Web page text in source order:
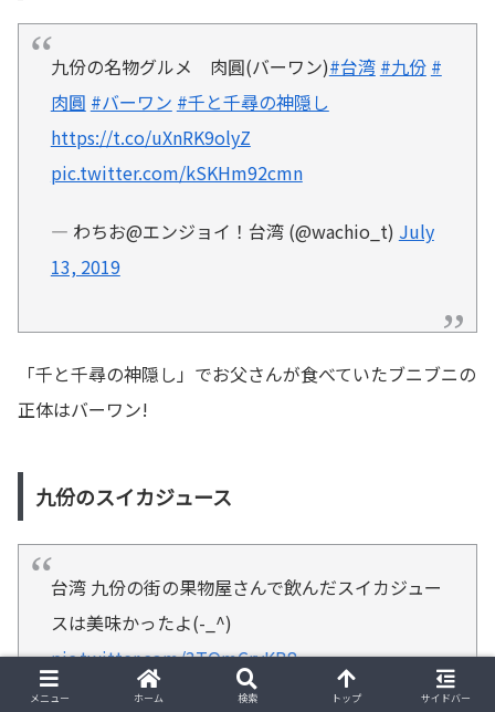
九份の名物グルメ 肉圓(バーワン)#台湾 #九份 #
肉圓 #バーワン #千と千尋の神隠し
https://t.co/uXnRK9olyZ
pic.twitter.com/kSKHm92cmn
— わちお@エンジョイ！台湾 (@wachio_t) July
13, 2019
「千と千尋の神隠し」でお父さんが食べていたブニブニの
正体はバーワン!
九份のスイカジュース
台湾 九份の街の果物屋さんで飲んだスイカジュー
スは美味かったよ(-_^)
pic.twitter.com/3TOmCryKB8
メニュー ホーム 検索 トップ サイドバー